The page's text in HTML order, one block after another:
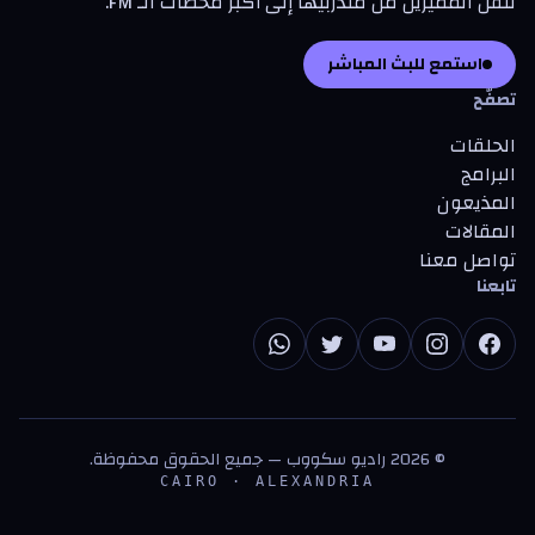
استمع للبث المباشر
تصفّح
الحلقات
البرامج
المذيعون
المقالات
تواصل معنا
تابعنا
©
2026راديو سكووب — جميع الحقوق محفوظة.
CAIRO · ALEXANDRIA